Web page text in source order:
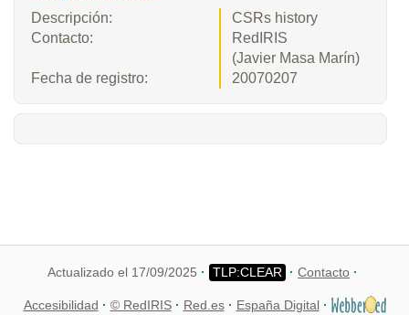
Descripción:
CSRs history
Contacto:
RedIRIS
(Javier Masa Marín)
Fecha de registro:
20070207
Actualizado el 17/09/2025 Contacto
Accesibilidad © RedIRIS Red.es España Digital